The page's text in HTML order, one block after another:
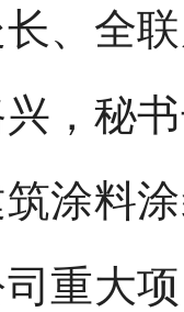
、全
，秘
涂料
重大